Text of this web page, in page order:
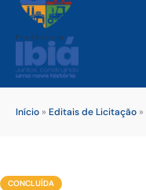
Início » Editais de Licitação »
CONCLUÍDA